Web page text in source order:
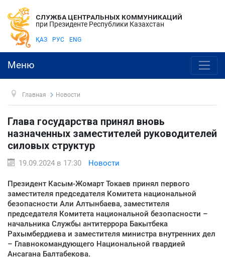
СЛУЖБА ЦЕНТРАЛЬНЫХ КОММУНИКАЦИЙ
при Президенте Республики Казахстан
ҚАЗ РУС ENG
Меню
Главная Новости
Глава государства принял вновь
назначенных заместителей руководителей
силовых структур
19.09.2024 в 17:30 Новости
Президент Касым-Жомарт Токаев принял первого
заместителя председателя Комитета национальной
безопасности Али Алтынбаева, заместителя
председателя Комитета национальной безопасности –
начальника Службы антитеррора Бакытбека
Рахымбердиева и заместителя министра внутренних дел
– Главнокомандующего Национальной гвардией
Ансагана Балтабекова.